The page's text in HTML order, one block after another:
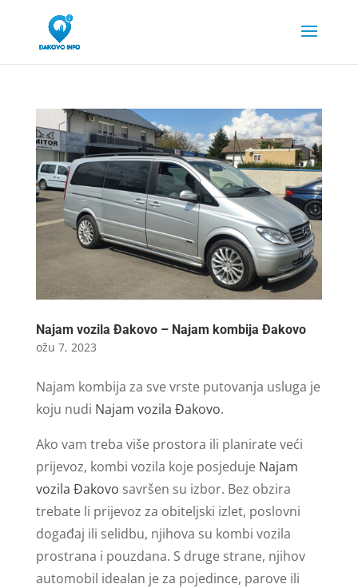
Najam vozila Đakovo – Najam kombija Đakovo
ožu 7, 2023
Najam kombija za sve vrste putovanja usluga je
koju nudi Najam vozila Đakovo.
Ako vam treba više prostora ili planirate veći
prijevoz, kombi vozila koje posjedujeNajam
vozila Đakovo savršen su izbor. Bez obzira
trebate li prijevoz za obiteljski izlet, poslovni
događaj ili selidbu, njihova su kombi vozila
prostrana i pouzdana. S druge strane, njihov
automobil idealan je za pojedince, parove ili